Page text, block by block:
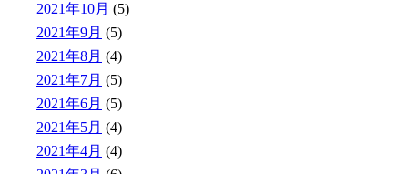
2021年10月 (5)
2021年9月 (5)
2021年8月 (4)
2021年7月 (5)
2021年6月 (5)
2021年5月 (4)
2021年4月 (4)